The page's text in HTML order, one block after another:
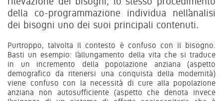
della co-programmazione individua nell’analisi
dei bisogni uno dei suoi principali contenuti.
Purtroppo, talvolta il contesto è confuso con il bisogno.
Basti un esempio: l’allungamento della vita che si traduce
in un incremento della popolazione anziana (aspetto
demografico da ritenersi una conquista della modernità)
viene confuso con la necessità di cure alla popolazione
anziana non autosufficiente (aspetto che denota invece